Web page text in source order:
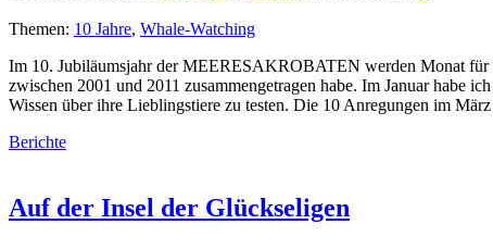
Themen: 10 Jahre, Whale-Watching
Im 10. Jubiläumsjahr der MEERESAKROBATEN werden Monat für
zwischen 2001 und 2011 zusammengetragen habe. Im Januar habe
Wissen über ihre Lieblingstiere zu testen. Die 10 Anregungen im
Berichte
Auf der Insel der Glückseligen